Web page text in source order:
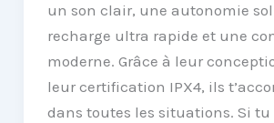
un son clair, une autonomie
recharge ultra rapide et une
moderne. Grâce à leur
leur certification IPX4, ils
dans toutes les situations. Si tu